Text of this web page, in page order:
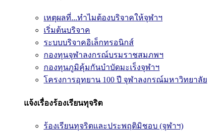
เหตุผลที่...ทำไมต้องบริจาคให้จุฬาฯ
เริ่มต้นบริจาค
ระบบบริจาคอิเล็กทรอนิกส์
กองทุนจุฬาลงกรณ์บรมราชสมภพฯ
กองทุนภูมิคุ้มกันบำบัดมะเร็งจุฬาฯ
โครงการอุทยาน 100 ปี จุฬาลงกรณ์มหาวิทยาลัย
แจ้งเรื่องร้องเรียนทุจริต
ร้องเรียนทุจริตและประพฤติมิชอบ (จุฬาฯ)